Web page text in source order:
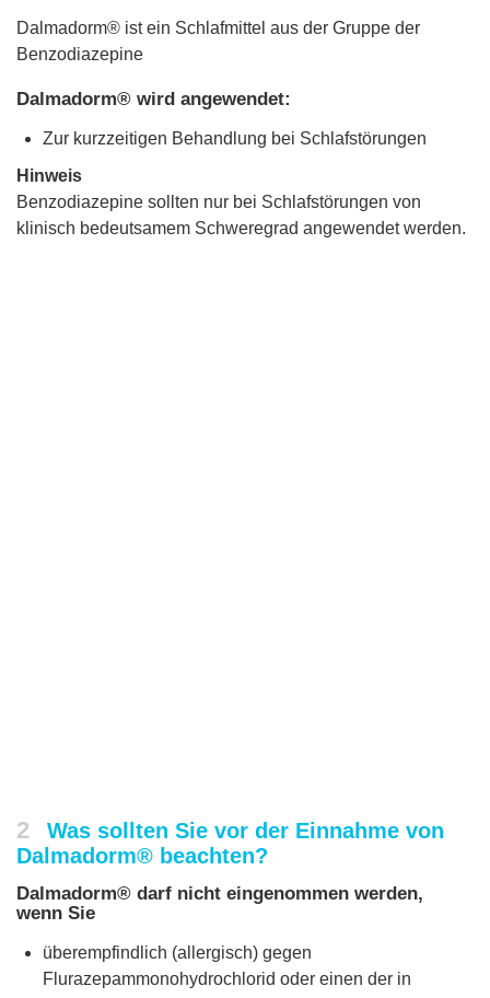
Dalmadorm® ist ein Schlafmittel aus der Gruppe der
Benzodiazepine
Dalmadorm® wird angewendet:
Zur kurzzeitigen Behandlung bei Schlafstörungen
Hinweis
Benzodiazepine sollten nur bei Schlafstörungen von
klinisch bedeutsamem Schweregrad angewendet werden.
2
Was sollten Sie vor der Einnahme von
Dalmadorm® beachten?
Dalmadorm® darf nicht eingenommen werden,
wenn Sie
überempfindlich (allergisch) gegen
Flurazepammonohydrochlorid oder einen der in